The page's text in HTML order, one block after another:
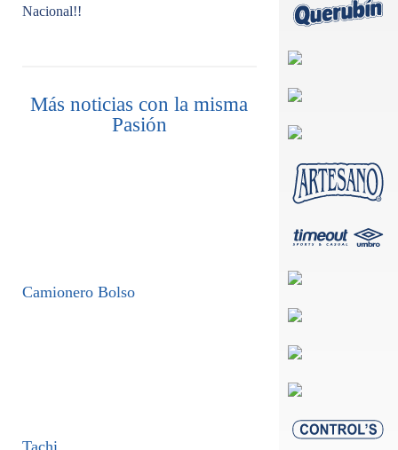
Nacional!!
Más noticias con la misma
Pasión
Camionero Bolso
Tachi